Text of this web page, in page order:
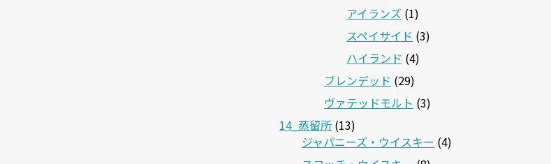
アイランズ (1)
スペイサイド (3)
ハイランド (4)
ブレンデッド (29)
ヴァテッドモルト (3)
14_蒸留所 (13)
ジャパニーズ・ウイスキー (4)